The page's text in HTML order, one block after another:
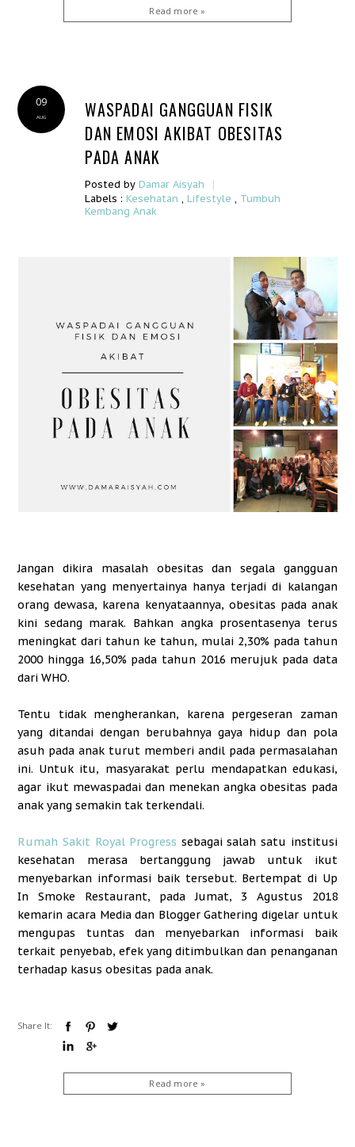
Read more »
AUG
09
WASPADAI GANGGUAN FISIK
DAN EMOSI AKIBAT OBESITAS
PADA ANAK
Posted byDamar Aisyah |
Labels :Kesehatan ,Lifestyle
Tumbuh
Kembang Anak
Jangan dikira masalah obesitas dan segala gangguan
kesehatan yang menyertainya hanya terjadi di kalangan
orang dewasa, karena kenyataannya, obesitas pada anak
kini sedang marak. Bahkan angka prosentasenya terus
meningkat dari tahun ke tahun, mulai 2,30% pada tahun
2000 hingga 16,50% pada tahun 2016 merujuk pada data
dari WHO.
Tentu tidak mengherankan, karena pergeseran zaman
yang ditandai dengan berubahnya gaya hidup dan pola
asuh pada anak turut memberi andil pada permasalahan
ini. Untuk itu, masyarakat perlu mendapatkan edukasi,
agar ikut mewaspadai dan menekan angka obesitas pada
anak yang semakin tak terkendali.
Rumah Sakit Royal Progress sebagai salah satu institusi
kesehatan merasa bertanggung jawab untuk ikut
menyebarkan informasi baik tersebut. Bertempat di Up
In Smoke Restaurant, pada Jumat, 3 Agustus 2018
kemarin acara Media dan Blogger Gathering digelar untuk
mengupas tuntas dan menyebarkan informasi baik
terkait penyebab, efek yang ditimbulkan dan penanganan
terhadap kasus obesitas pada anak.
Share It:
Read more »